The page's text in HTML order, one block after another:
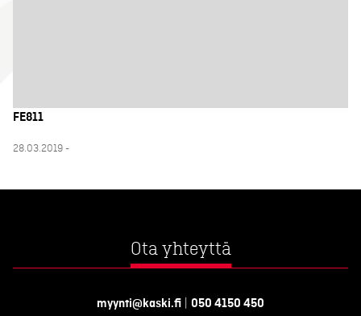
FE811
28.03.2019 -
Ota yhteyttä
myynti@kaski.fi 050 4150 450